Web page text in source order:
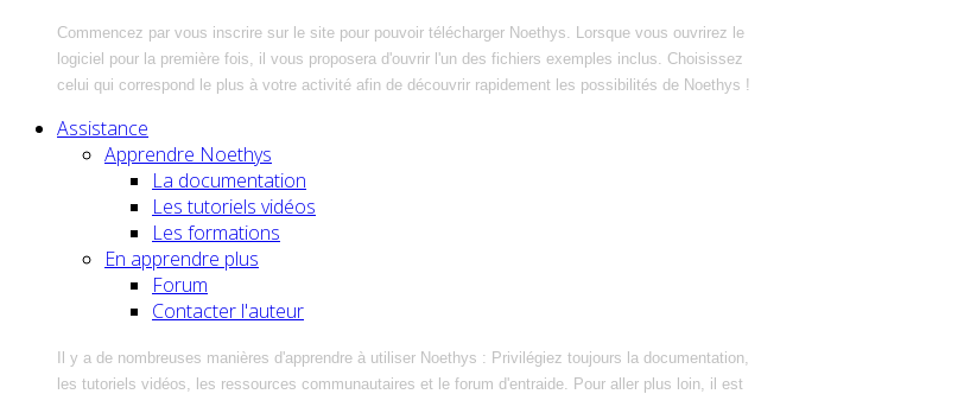
Commencez par vous inscrire sur le site pour pouvoir télécharger Noethys. Lorsque vous ouvrirez le
logiciel pour la première fois, il vous proposera d'ouvrir l'un des fichiers exemples inclus. Choisissez
celui qui correspond le plus à votre activité afin de découvrir rapidement les possibilités de Noethys !
Assistance
Apprendre Noethys
La documentation
Les tutoriels vidéos
Les formations
En apprendre plus
Forum
Contacter l'auteur
Il y a de nombreuses manières d'apprendre à utiliser Noethys : Privilégiez toujours la documentation,
les tutoriels vidéos, les ressources communautaires et le forum d'entraide. Pour aller plus loin, il est